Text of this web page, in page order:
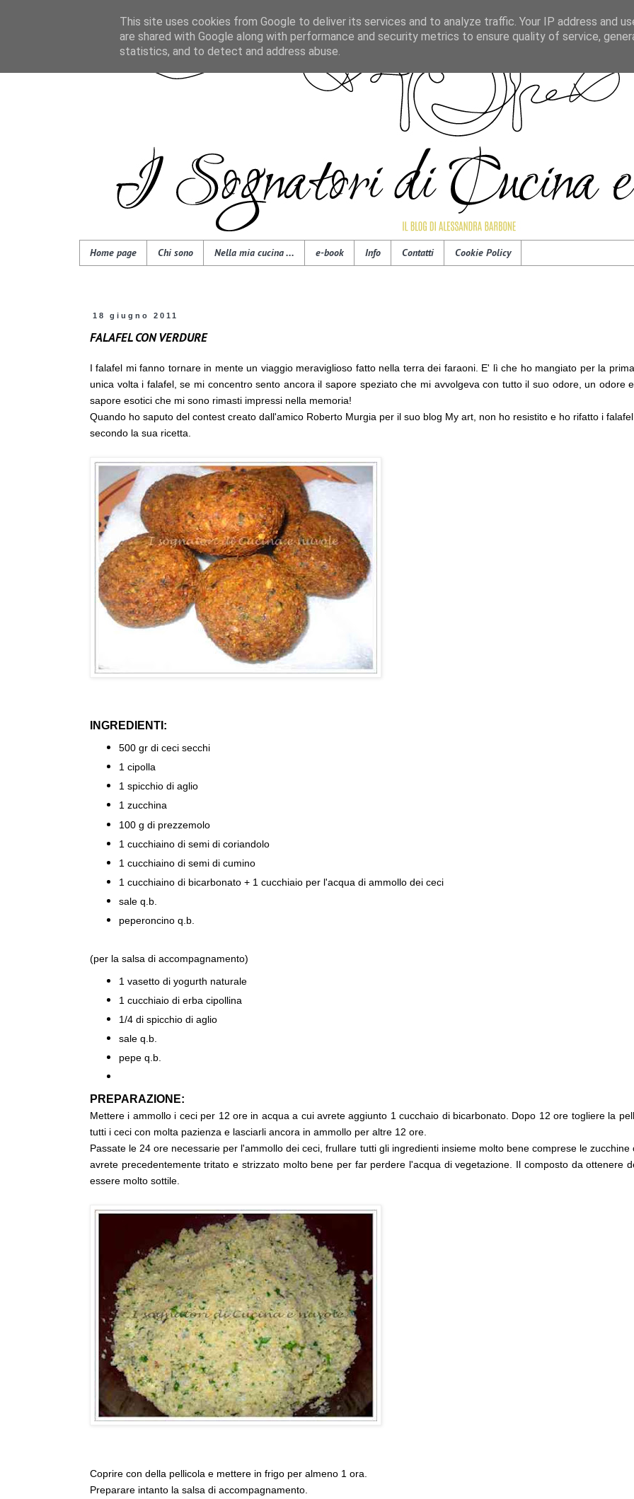
Home page Chi sono Nella mia cucina ... e-book Info Contatti Cookie Policy
18 giugno 2011
FALAFEL CON VERDURE
I falafel mi fanno tornare in mente un viaggio meraviglioso fatto nella terra dei faraoni. E' lì che ho mangiato per la
unica volta i falafel, se mi concentro sento ancora il sapore speziato che mi avvolgeva con tutto il suo odore, un odore
sapore esotici che mi sono rimasti impressi nella memoria!
Quando ho saputo del contest creato dall'amico Roberto Murgia per il suo blog My art, non ho resistito e ho rifatto i falafel
secondo la sua ricetta.
INGREDIENTI:
500 gr di ceci secchi
1 cipolla
1 spicchio di aglio
1 zucchina
100 g di prezzemolo
1 cucchiaino di semi di coriandolo
1 cucchiaino di semi di cumino
1 cucchiaino di bicarbonato + 1 cucchiaio per l'acqua di ammollo dei ceci
sale q.b.
peperoncino q.b.
(per la salsa di accompagnamento)
1 vasetto di yogurth naturale
1 cucchiaio di erba cipollina
1/4 di spicchio di aglio
sale q.b.
pepe q.b.
PREPARAZIONE:
Mettere i ammollo i ceci per 12 ore in acqua a cui avrete aggiunto 1 cucchaio di bicarbonato. Dopo 12 ore togliere la
tutti i ceci con molta pazienza e lasciarli ancora in ammollo per altre 12 ore.
Passate le 24 ore necessarie per l'ammollo dei ceci, frullare tutti gli ingredienti insieme molto bene comprese le zucchine
avrete precedentemente tritato e strizzato molto bene per far perdere l'acqua di vegetazione. Il composto da ottenere
essere molto sottile.
Coprire con della pellicola e mettere in frigo per almeno 1 ora.
Preparare intanto la salsa di accompagnamento.
This site uses cookies from Google to deliver its services and to analyze traffic. Your IP address and
are shared with Google along with performance and security metrics to ensure quality of service,
statistics, and to detect and address abuse.